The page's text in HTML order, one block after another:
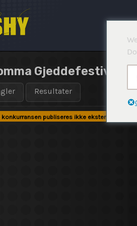
Gjeddefestival
Resultater
publiseres ikke eksternt!